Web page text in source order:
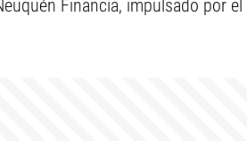
Financia, impulsado por el